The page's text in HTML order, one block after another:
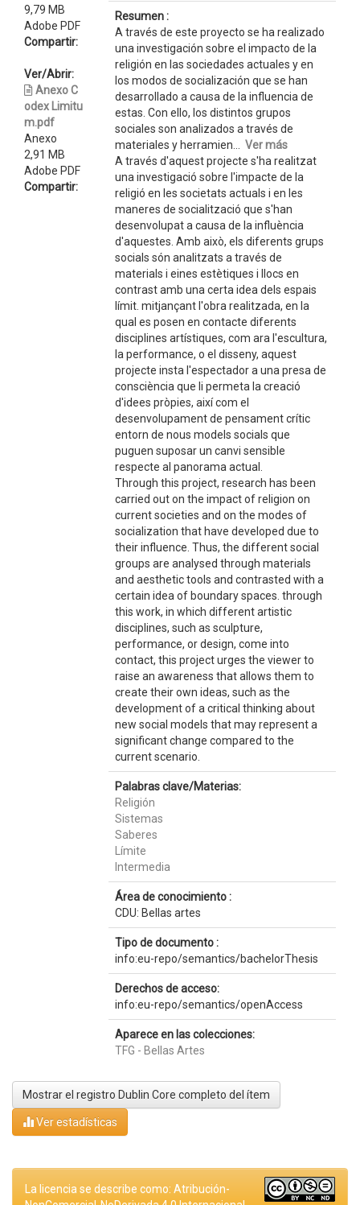
9,79 MB
Adobe PDF
Compartir:
Ver/Abrir:
Anexo C
odex Limitu
m.pdf
Anexo
2,91 MB
Adobe PDF
Compartir:
Resumen :
A través de este proyecto se ha realizado
una investigación sobre el impacto de la
religión en las sociedades actuales y en
los modos de socialización que se han
desarrollado a causa de la influencia de
estas. Con ello, los distintos grupos
sociales son analizados a través de
materiales y herramien... Ver más
A través d'aquest projecte s'ha realitzat
una investigació sobre l'impacte de la
religió en les societats actuals i en les
maneres de socialització que s'han
desenvolupat a causa de la influència
d'aquestes. Amb això, els diferents grups
socials són analitzats a través de
materials i eines estètiques i llocs en
contrast amb una certa idea dels espais
límit. mitjançant l'obra realitzada, en la
qual es posen en contacte diferents
disciplines artístiques, com ara l'escultura,
la performance, o el disseny, aquest
projecte insta l'espectador a una presa de
consciència que li permeta la creació
d'idees pròpies, així com el
desenvolupament de pensament crític
entorn de nous models socials que
puguen suposar un canvi sensible
respecte al panorama actual.
Through this project, research has been
carried out on the impact of religion on
current societies and on the modes of
socialization that have developed due to
their influence. Thus, the different social
groups are analysed through materials
and aesthetic tools and contrasted with a
certain idea of boundary spaces. through
this work, in which different artistic
disciplines, such as sculpture,
performance, or design, come into
contact, this project urges the viewer to
raise an awareness that allows them to
create their own ideas, such as the
development of a critical thinking about
new social models that may represent a
significant change compared to the
current scenario.
Palabras clave/Materias:
Religión
Sistemas
Saberes
Límite
Intermedia
Área de conocimiento :
CDU: Bellas artes
Tipo de documento :
info:eu-repo/semantics/bachelorThesis
Derechos de acceso:
info:eu-repo/semantics/openAccess
Aparece en las colecciones:
TFG - Bellas Artes
Mostrar el registro Dublin Core completo del ítem
Ver estadísticas
La licencia se describe como: Atribución-